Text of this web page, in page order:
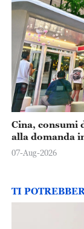
Cina, consumi
alla domanda
07-Aug-2026
TI